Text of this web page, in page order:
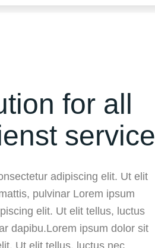
for all
service
adipiscing elit. Ut elit
pulvinar Lorem ipsum
elit. Ut elit tellus, luctus
dapibu.Lorem ipsum dolor sit
Ut elit tellus, luctus nec